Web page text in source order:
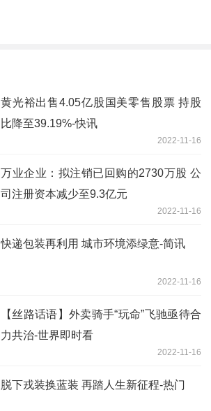
黄光裕出售4.05亿股国美零售股票 持股
比降至39.19%-快讯
2022-11-16
万业企业：拟注销已回购的2730万股 公
司注册资本减少至9.3亿元
2022-11-16
快递包装再利用 城市环境添绿意-简讯
2022-11-16
【丝路话语】外卖骑手“玩命”飞驰亟待合
力共治-世界即时看
2022-11-16
脱下戎装换蓝装 再踏人生新征程-热门